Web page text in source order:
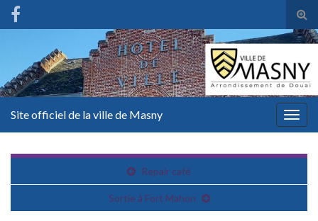
Site officiel de la ville de Masny
Repair café
Sortie à Fort Mahon